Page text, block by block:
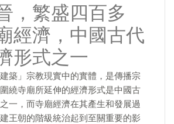
，繁盛四百多
經濟，中國古代
形式之一
築」宗教現實中的實體，是傳播宗
繞寺廟所延伸的經濟形式是中國古
一，而寺廟經濟在其產生和發展過
王朝的階級統治起到至關重要的影